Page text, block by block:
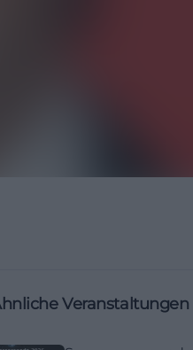
Veranstaltungen